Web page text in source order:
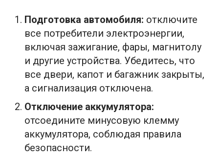
Подготовка автомобиля: отключите
все потребители электроэнергии,
включая зажигание, фары, магнитолу
и другие устройства. Убедитесь, что
все двери, капот и багажник закрыты,
а сигнализация отключена.
Отключение аккумулятора:
отсоедините минусовую клемму
аккумулятора, соблюдая правила
безопасности.